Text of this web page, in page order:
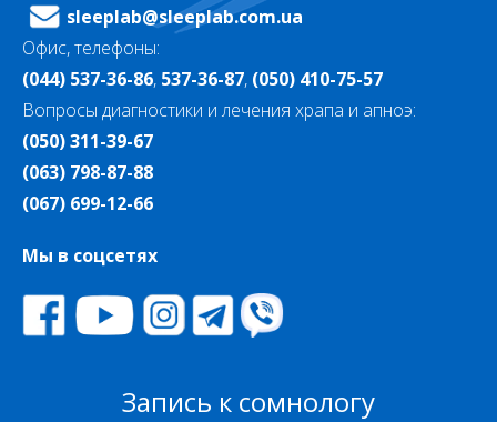
sleeplab@sleeplab.com.ua
Офис, телефоны:
(044) 537-36-86, 537-36-87, (050) 410-75-57
Вопросы диагностики и лечения храпа и апноэ:
(050) 311-39-67
(063) 798-87-88
(067) 699-12-66
Мы в соцсетях
Запись к сомнологу